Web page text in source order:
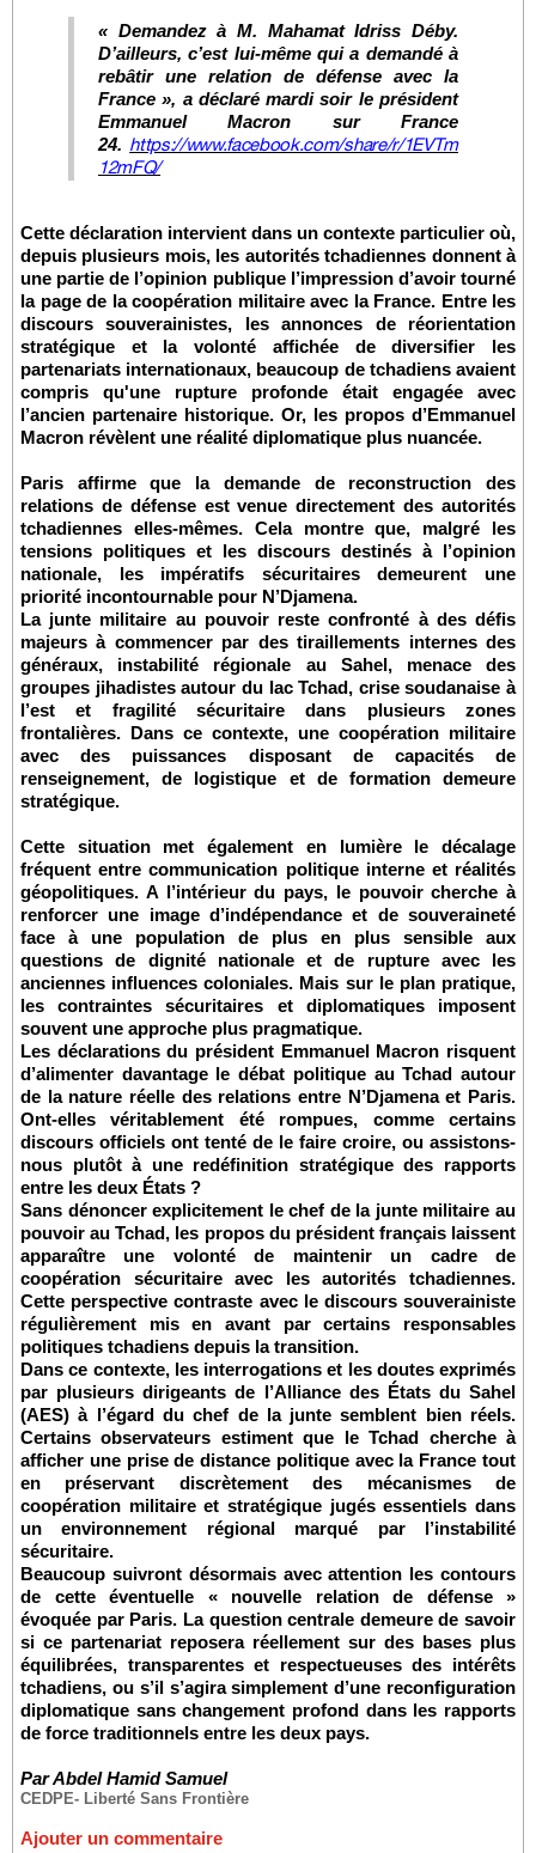
« Demandez à M. Mahamat Idriss Déby.
D’ailleurs, c’est lui-même qui a demandé à
rebâtir une relation de défense avec la
France », a déclaré mardi soir le président
Emmanuel Macron sur France
24. https://www.facebook.com/share/r/1EVTm
12mFQ/
Cette déclaration intervient dans un contexte particulier où,
depuis plusieurs mois, les autorités tchadiennes donnent à
une partie de l’opinion publique l’impression d’avoir tourné
la page de la coopération militaire avec la France. Entre les
discours souverainistes, les annonces de réorientation
stratégique et la volonté affichée de diversifier les
partenariats internationaux, beaucoup de tchadiens avaient
compris qu'une rupture profonde était engagée avec
l’ancien partenaire historique. Or, les propos d’Emmanuel
Macron révèlent une réalité diplomatique plus nuancée.
Paris affirme que la demande de reconstruction des
relations de défense est venue directement des autorités
tchadiennes elles-mêmes. Cela montre que, malgré les
tensions politiques et les discours destinés à l’opinion
nationale, les impératifs sécuritaires demeurent une
priorité incontournable pour N’Djamena.
La junte militaire au pouvoir reste confronté à des défis
majeurs à commencer par des tiraillements internes des
généraux, instabilité régionale au Sahel, menace des
groupes jihadistes autour du lac Tchad, crise soudanaise à
l’est et fragilité sécuritaire dans plusieurs zones
frontalières. Dans ce contexte, une coopération militaire
avec des puissances disposant de capacités de
renseignement, de logistique et de formation demeure
stratégique.
Cette situation met également en lumière le décalage
fréquent entre communication politique interne et réalités
géopolitiques. A l’intérieur du pays, le pouvoir cherche à
renforcer une image d’indépendance et de souveraineté
face à une population de plus en plus sensible aux
questions de dignité nationale et de rupture avec les
anciennes influences coloniales. Mais sur le plan pratique,
les contraintes sécuritaires et diplomatiques imposent
souvent une approche plus pragmatique.
Les déclarations du président Emmanuel Macron risquent
d’alimenter davantage le débat politique au Tchad autour
de la nature réelle des relations entre N’Djamena et Paris.
Ont-elles véritablement été rompues, comme certains
discours officiels ont tenté de le faire croire, ou assistons-
nous plutôt à une redéfinition stratégique des rapports
entre les deux États ?
Sans dénoncer explicitement le chef de la junte militaire au
pouvoir au Tchad, les propos du président français laissent
apparaître une volonté de maintenir un cadre de
coopération sécuritaire avec les autorités tchadiennes.
Cette perspective contraste avec le discours souverainiste
régulièrement mis en avant par certains responsables
politiques tchadiens depuis la transition.
Dans ce contexte, les interrogations et les doutes exprimés
par plusieurs dirigeants de l’Alliance des États du Sahel
(AES) à l’égard du chef de la junte semblent bien réels.
Certains observateurs estiment que le Tchad cherche à
afficher une prise de distance politique avec la France tout
en préservant discrètement des mécanismes de
coopération militaire et stratégique jugés essentiels dans
un environnement régional marqué par l’instabilité
sécuritaire.
Beaucoup suivront désormais avec attention les contours
de cette éventuelle « nouvelle relation de défense »
évoquée par Paris. La question centrale demeure de savoir
si ce partenariat reposera réellement sur des bases plus
équilibrées, transparentes et respectueuses des intérêts
tchadiens, ou s’il s’agira simplement d’une reconfiguration
diplomatique sans changement profond dans les rapports
de force traditionnels entre les deux pays.
Par Abdel Hamid Samuel
CEDPE- Liberté Sans Frontière
Ajouter un commentaire